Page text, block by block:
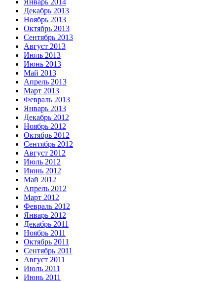
Январь 2014
Декабрь 2013
Ноябрь 2013
Октябрь 2013
Сентябрь 2013
Август 2013
Июль 2013
Июнь 2013
Май 2013
Апрель 2013
Март 2013
Февраль 2013
Январь 2013
Декабрь 2012
Ноябрь 2012
Октябрь 2012
Сентябрь 2012
Август 2012
Июль 2012
Июнь 2012
Май 2012
Апрель 2012
Март 2012
Февраль 2012
Январь 2012
Декабрь 2011
Ноябрь 2011
Октябрь 2011
Сентябрь 2011
Август 2011
Июль 2011
Июнь 2011